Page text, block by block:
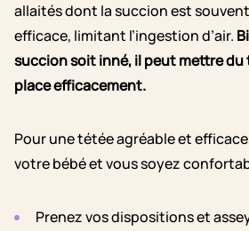
allaités dont la succion est
efficace, limitant l’ingestion d’air.
succion soit inné, il peut mettre du
place efficacement.
Pour une tétée agréable et
votre bébé et vous soyez
Prenez vos dispositions et